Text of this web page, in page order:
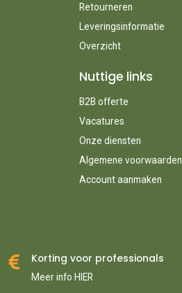
Retourneren
Leveringsinformatie
Overzicht
Nuttige links
B2B offerte
Vacatures
Onze diensten
Algemene voorwaarden
Account aanmaken
Korting voor professionals
Meer info HIER